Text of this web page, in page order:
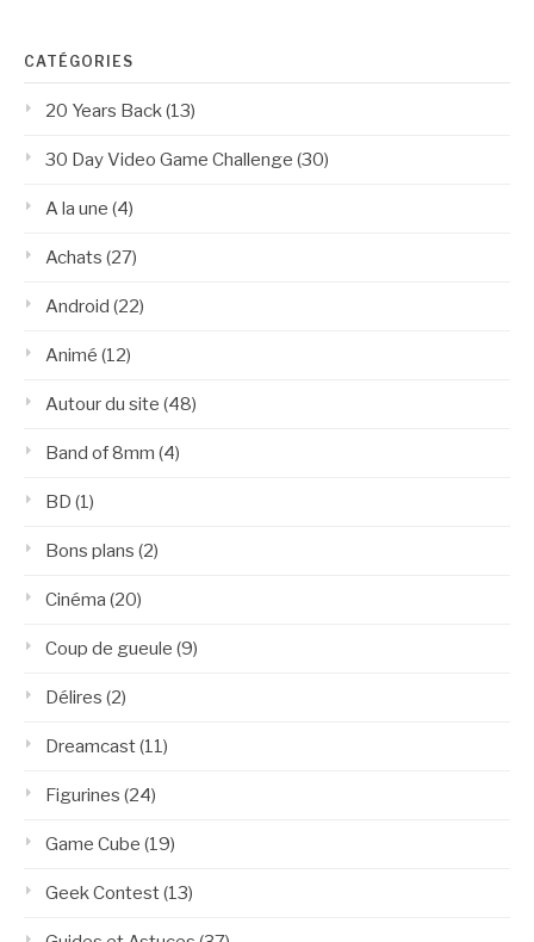
CATÉGORIES
20 Years Back(13)
30 Day Video Game Challenge (30)
A la une (4)
Achats (27)
Android (22)
Animé (12)
Autour du site (48)
Band of 8mm (4)
BD (1)
Bons plans (2)
Cinéma (20)
Coup de gueule (9)
Délires (2)
Dreamcast(11)
Figurines (24)
Game Cube (19)
Geek Contest(13)